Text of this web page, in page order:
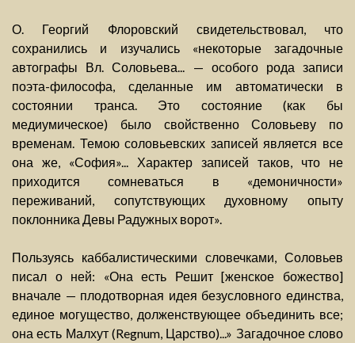
О. Георгий Флоровский свидетельствовал, что
сохранились и изучались «некоторые загадочные
автографы Вл. Соловьева... — особого рода записи
поэта-философа, сделанные им автоматически в
состоянии транса. Это состояние (как бы
медиумическое) было свойственно Соловьеву по
временам. Темою соловьевских записей является все
она же, «София»... Характер записей таков, что не
приходится сомневаться в «демоничности»
переживаний, сопутствующих духовному опыту
поклонника Девы Радужных ворот».
Пользуясь каббалистическими словечками, Соловьев
писал о ней: «Она есть Решит [женское божество]
вначале — плодотворная идея безусловного единства,
единое могущество, долженствующее объединить все;
она есть Малхут (Regnum, Царство)...» Загадочное слово